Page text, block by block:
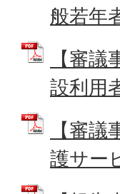
般若年
【審
設利用
【審
護サー